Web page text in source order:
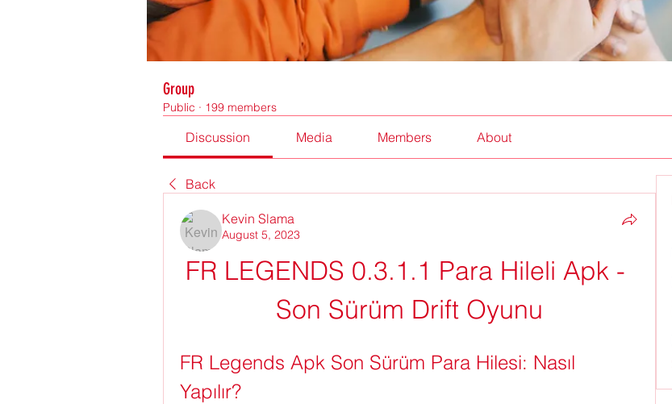
Group
Public · 199 members
Discussion Media Members About
Back
Kevin Slama
August 5, 2023
FR LEGENDS 0.3.1.1 Para Hileli Apk -
Son Sürüm Drift Oyunu
FR Legends Apk Son Sürüm Para Hilesi: Nasıl
Yapılır?